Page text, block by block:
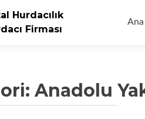
Hurdacılık
Firması
geç
Ana
Anadolu